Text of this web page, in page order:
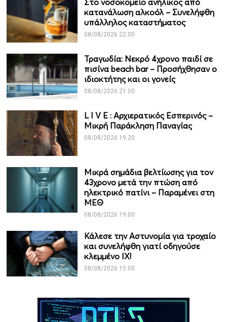
Στο νοσοκομείο ανήλικος από
κατανάλωση αλκοόλ – Συνελήφθη
υπάλληλος καταστήματος
08/08/2026 22:00
Τραγωδία: Νεκρό 4χρονο παιδί σε
πισίνα beach bar – Προσήχθησαν ο
ιδιοκτήτης και οι γονείς
08/08/2026 21:00
L I V Ε : Αρχιερατικός Εσπερινός –
Μικρή Παράκληση Παναγίας
08/08/2026 19:20
Μικρά σημάδια βελτίωσης για τον
43χρονο μετά την πτώση από
ηλεκτρικό πατίνι – Παραμένει στη
ΜΕΘ
08/08/2026 19:00
Κάλεσε την Αστυνομία για τροχαίο
και συνελήφθη γιατί οδηγούσε
κλεμμένο ΙΧ!
08/08/2026 15:00